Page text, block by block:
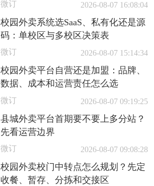
微订 2026-08-07 16:08:04
校园外卖系统选SaaS、私有化还是源
码：单校区与多校区决策表
微订 2026-08-07 15:14:34
校园外卖平台自营还是加盟：品牌、
数据、成本和运营责任怎么选
微订 2026-08-07 09:19:25
县城外卖平台首期要不要上多分站？
先看运营边界
微订 2026-08-07 09:08:28
校园外卖校门中转点怎么规划？先定
收餐、暂存、分拣和交接区